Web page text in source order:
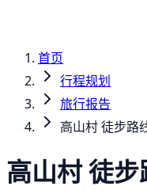
首页
行程规划
旅行报告
高山村 徒步路
高山村 徒步